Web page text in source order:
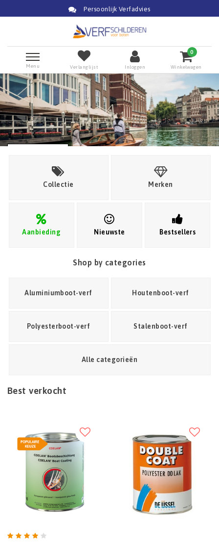
Persoonlijk Verfadvies
Menu Verlanglijst Inloggen
0
Winkelwagen
Collectie Merken
Aanbieding Nieuwste Bestsellers
Shop by categories
Aluminiumboot-verf Houtenboot-verf
Polyesterboot-verf Stalenboot-verf
Alle categorieën
Best verkocht